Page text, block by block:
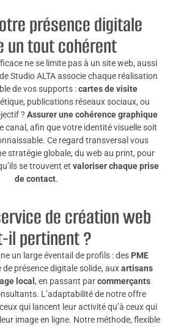
présence digitale
un tout cohérent
ne se limite pas à un site web, aussi
Studio ALTA associe chaque réalisation
de vos supports :cartes de visite
publications réseaux sociaux, ou
? Assurer une cohérence graphique
canal, afin que votre identité visuelle soit
Ce regard transversal vous
stratégie globale, du web au print, pour
se trouvent et valoriser chaque prise
de contact.
de création web
il pertinent ?
un large éventail de profils : des PME
de présence digitale solide, auxartisans
local , en passant parcommerçants
L’adaptabilité de notre offre
qui lancent leur activité qu’à ceux qui
image en ligne. Notre méthode, flexible